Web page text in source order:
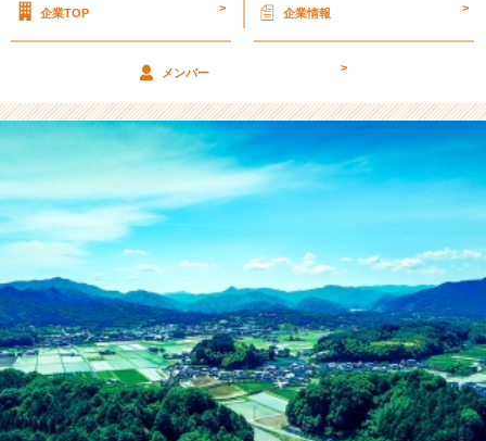
す
式
会
社
エ
ス
プ
ー
ル
の
タ
イ
ム
ラ
イ
ン】
企業TOP > 企業情報 >
メンバー >